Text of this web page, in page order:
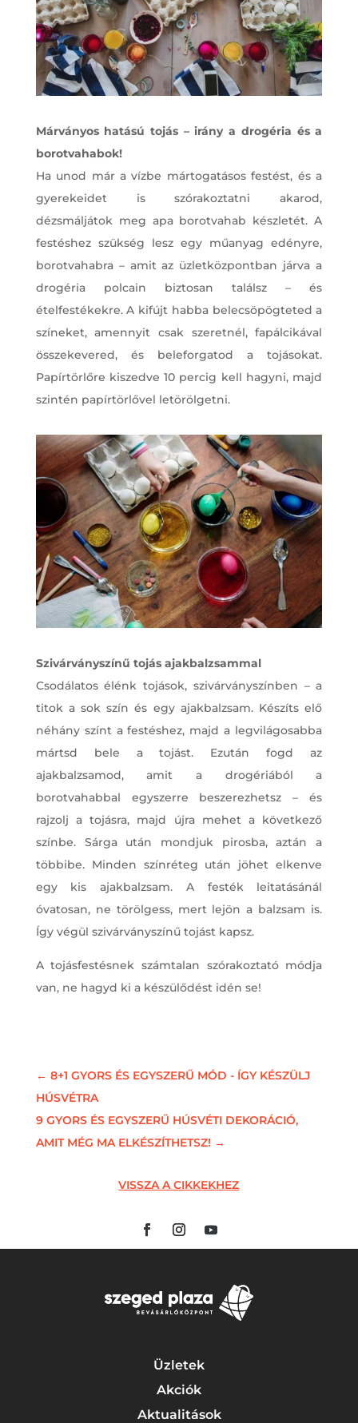
Márványos hatású tojás – irány a drogéria és a
borotvahabok!
Ha unod már a vízbe mártogatásos festést, és a
gyerekeidet is szórakoztatni akarod,
dézsmáljátok meg apa borotvahab készletét. A
festéshez szükség lesz egy műanyag edényre,
borotvahabra – amit az üzletközpontban járva a
drogéria polcain biztosan találsz – és
ételfestékekre. A kifújt habba belecsöpögteted a
színeket, amennyit csak szeretnél, fapálcikával
összekevered, és beleforgatod a tojásokat.
Papírtörlőre kiszedve 10 percig kell hagyni, majd
szintén papírtörlővel letörölgetni.
Szivárványszínű tojás ajakbalzsammal
Csodálatos élénk tojások, szivárványszínben – a
titok a sok szín és egy ajakbalzsam. Készíts elő
néhány színt a festéshez, majd a legvilágosabba
mártsd bele a tojást. Ezután fogd az
ajakbalzsamod, amit a drogériából a
borotvahabbal egyszerre beszerezhetsz – és
rajzolj a tojásra, majd újra mehet a következő
színbe. Sárga után mondjuk pirosba, aztán a
többibe. Minden színréteg után jöhet elkenve
egy kis ajakbalzsam. A festék leitatásánál
óvatosan, ne törölgess, mert lejön a balzsam is.
Így végül szivárványszínű tojást kapsz.
A tojásfestésnek számtalan szórakoztató módja
van, ne hagyd ki a készülődést idén se!
← 8+1 GYORS ÉS EGYSZERŰ MÓD - ÍGY KÉSZÜLJ
HÚSVÉTRA
9 GYORS ÉS EGYSZERŰ HÚSVÉTI DEKORÁCIÓ,
AMIT MÉG MA ELKÉSZÍTHETSZ! →
VISSZA A CIKKEKHEZ
Üzletek
Akciók
Aktualitások